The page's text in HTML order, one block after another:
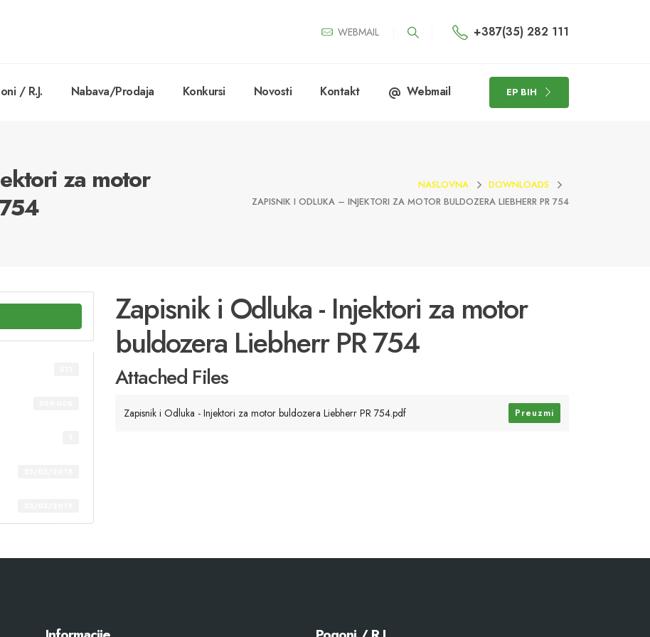
WEBMAIL +387(35) 282 111
/ R.J. Nabava/Prodaja Konkursi Novosti Kontakt Webmail EP BIH
za motor
NASLOVNA
DOWNLOADS
ZAPISNIK I ODLUKA – INJEKTORI ZA MOTOR BULDOZERA LIEBHERR PR 754
Zapisnik i Odluka - Injektori za motor
buldozera Liebherr PR 754
Attached Files
Zapisnik i Odluka - Injektori za motor buldozera Liebherr PR 754.pdf Preuzmi